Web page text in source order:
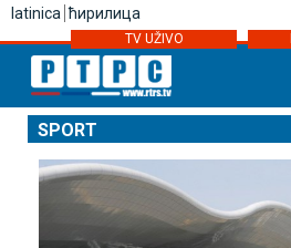
latinica ћирилица
TV UŽIVO
SPORT